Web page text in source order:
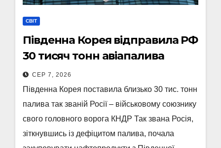
СВІТ
Південна Корея відправила РФ
30 тисяч тонн авіапалива
СЕР 7, 2026
Південна Корея поставила близько 30 тис. тонн
палива так званій Росії – військовому союзнику
свого головного ворога КНДР Так звана Росія,
зіткнувшись із дефіцитом палива, почала